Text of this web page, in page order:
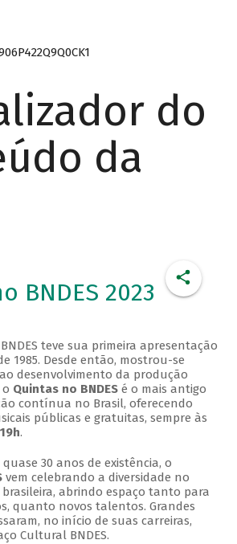
do
da
BNDES 2023
teve sua primeira apresentação
1985. Desde então, mostrou-se
desenvolvimento da produção
Quintas no BNDESé o mais antigo
contínua no Brasil, oferecendo
públicas e gratuitas, sempre às
.
30 anos de existência, o
vem celebrando a diversidade no
abrindo espaço tanto para
quanto novos talentos. Grandes
no início de suas carreiras,
Cultural BNDES.